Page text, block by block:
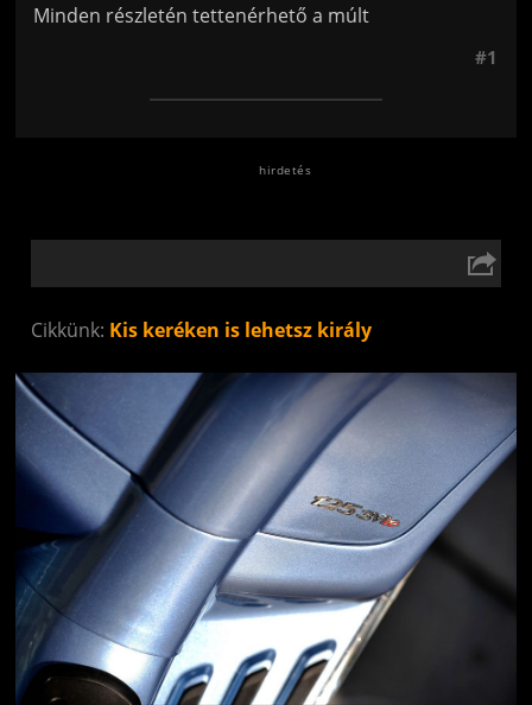
Minden részletén tettenérhető a múlt
#1
Cikkünk: Kis keréken is lehetsz király
Jön még kép!